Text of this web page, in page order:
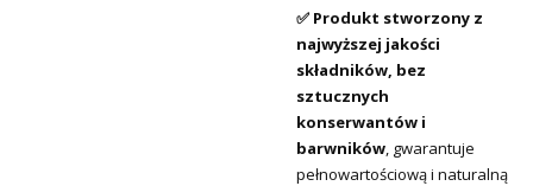
✅ Produkt stworzony z
najwyższej jakości
składników, bez
sztucznych
konserwantów i
barwników, gwarantuje
pełnowartościową i naturalną